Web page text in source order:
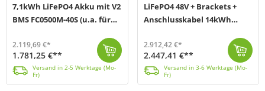
7,1kWh LiFePO4 Akku mit V2
BMS FC0500M-40S (u.a. für
2.119,69 €*
1.781,25 €**
Versand in 2-5 Werktage (Mo-
Fr)
LiFePO4 48V + Brackets +
Anschlusskabel 14kWh
2.912,42 €*
2.447,41 €**
Versand in 3-6 Werktage (Mo-
Fr)